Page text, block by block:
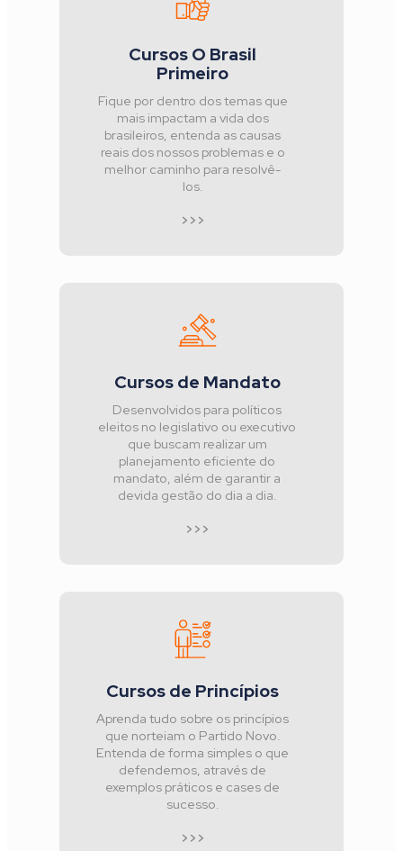
Cursos O Brasil
Primeiro
Fique por dentro dos temas que
mais impactam a vida dos
brasileiros, entenda as causas
reais dos nossos problemas e o
melhor caminho para resolvê-
los.
>>>
Cursos de Mandato
Desenvolvidos para políticos
eleitos no legislativo ou executivo
que buscam realizar um
planejamento eficiente do
mandato, além de garantir a
devida gestão do dia a dia.
>>>
Cursos de Princípios
Aprenda tudo sobre os princípios
que norteiam o Partido Novo.
Entenda de forma simples o que
defendemos, através de
exemplos práticos e cases de
sucesso.
>>>